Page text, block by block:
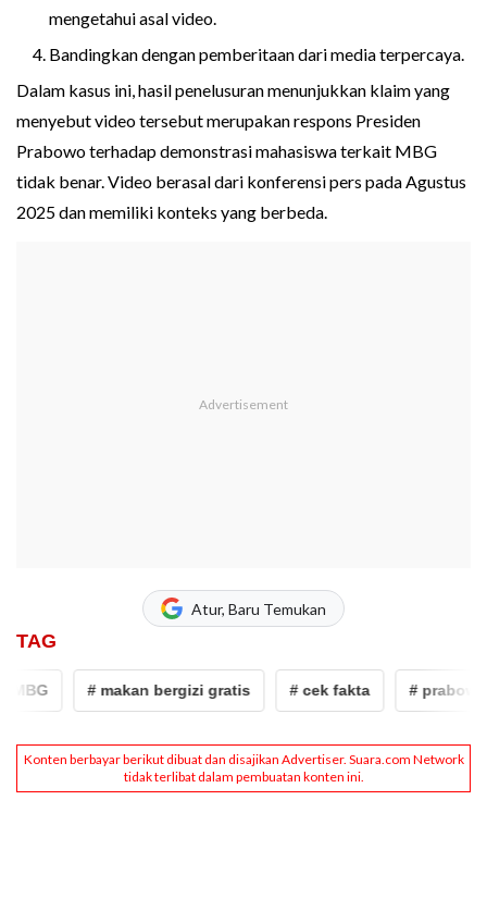
mengetahui asal video.
Bandingkan dengan pemberitaan dari media terpercaya.
Dalam kasus ini, hasil penelusuran menunjukkan klaim yang
menyebut video tersebut merupakan respons Presiden
Prabowo terhadap demonstrasi mahasiswa terkait MBG
tidak benar. Video berasal dari konferensi pers pada Agustus
2025 dan memiliki konteks yang berbeda.
Atur, Baru Temukan
TAG
# makan bergizi gratis # cek fakta # prabowo